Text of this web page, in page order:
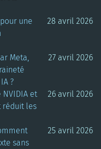
une
28 avril 2026
Meta,
?
27 avril 2026
et
réduit les
26 avril 2026
sans
25 avril 2026